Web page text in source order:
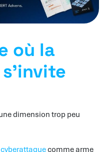
où la
dimension trop peu
cyberattaquecomme arme